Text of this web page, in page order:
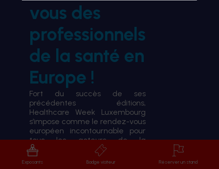
vous des
professionnels
de la santé en
Europe !
Fort du succès de ses
précédentes éditions,
Healthcare Week Luxembourg
s’impose comme le rendez-vous
européen incontournable pour
tous les acteurs de la
transformation du système de
santé.
Exposants Badge visiteur Réserver un stand